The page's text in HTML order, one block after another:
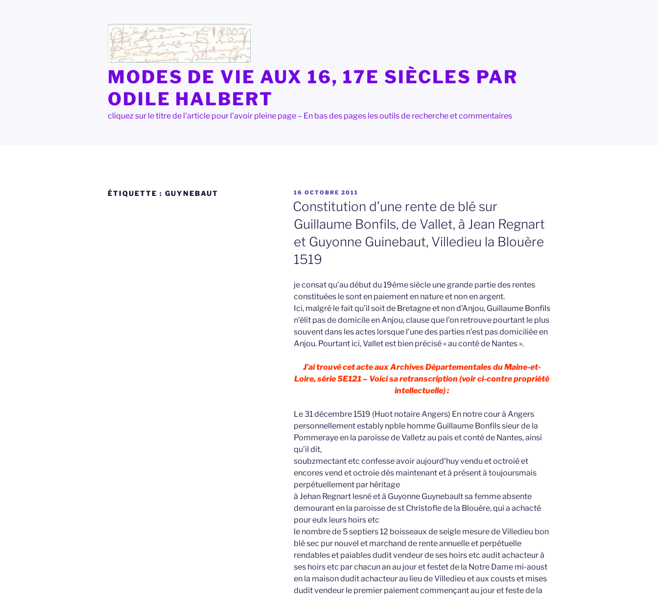
MODES DE VIE AUX 16, 17E SIÈCLES PAR
ODILE HALBERT
cliquez sur le titre de l'article pour l'avoir pleine page – En bas des pages les outils de recherche et commentaires
ÉTIQUETTE : GUYNEBAUT
PUBLIÉ
LE
16 OCTOBRE 2011
Constitution d’une rente de blé sur
Guillaume Bonfils, de Vallet, à Jean Regnart
et Guyonne Guinebaut, Villedieu la Blouère
1519
je consat qu’au début du 19ème siècle une grande partie des rentes
constituées le sont en paiement en nature et non en argent.
Ici, malgré le fait qu’il soit de Bretagne et non d’Anjou, Guillaume Bonfils
n’élit pas de domicile en Anjou, clause que l’on retrouve pourtant le plus
souvent dans les actes lorsque l’une des parties n’est pas domiciliée en
Anjou. Pourtant ici, Vallet est bien précisé « au conté de Nantes ».
J’ai trouvé cet acte aux Archives Départementales du Maine-et-
Loire, série 5E121 – Voici sa retranscription (voir ci-contre propriété
intellectuelle) :
Le 31 décembre 1519 (Huot notaire Angers) En notre cour à Angers
personnellement estably npble homme Guillaume Bonfils sieur de la
Pommeraye en la paroisse de Valletz au pais et conté de Nantes, ainsi
qu’il dit,
soubzmectant etc confesse avoir aujourd’huy vendu et octroié et
encores vend et octroie dès maintenant et à présent à toujoursmais
perpétuellement par héritage
à Jehan Regnart lesné et à Guyonne Guynebault sa femme absente
demourant en la paroisse de st Christofle de la Blouère, qui a achacté
pour eulx leurs hoirs etc
le nombre de 5 septiers 12 boisseaux de seigle mesure de Villedieu bon
blé sec pur nouvel et marchand de rente annuelle et perpétuelle
rendables et paiables dudit vendeur de ses hoirs etc audit achacteur à
ses hoirs etc par chacun an au jour et festet de la Notre Dame mi-aoust
en la maison dudit achacteur au lieu de Villedieu et aux cousts et mises
dudit vendeur le premier paiement commençant au jour et feste de la